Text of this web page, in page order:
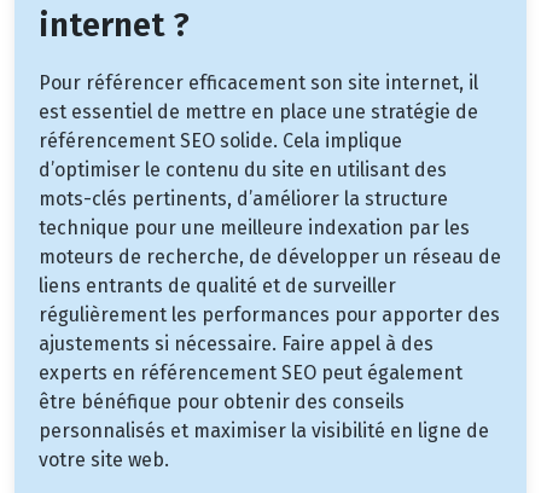
internet ?
Pour référencer efficacement son site internet, il
est essentiel de mettre en place une stratégie de
référencement SEO solide. Cela implique
d’optimiser le contenu du site en utilisant des
mots-clés pertinents, d’améliorer la structure
technique pour une meilleure indexation par les
moteurs de recherche, de développer un réseau de
liens entrants de qualité et de surveiller
régulièrement les performances pour apporter des
ajustements si nécessaire. Faire appel à des
experts en référencement SEO peut également
être bénéfique pour obtenir des conseils
personnalisés et maximiser la visibilité en ligne de
votre site web.